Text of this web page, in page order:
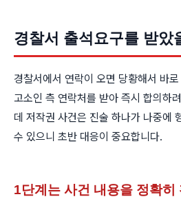
경찰서 출석요구를 받았
경찰서에서 연락이 오면 당황해서 바
고소인 측 연락처를 받아 즉시 합의하
데 저작권 사건은 진술 하나가 나중에
수 있으니 초반 대응이 중요합니다.
1단계는 사건 내용을 정확히